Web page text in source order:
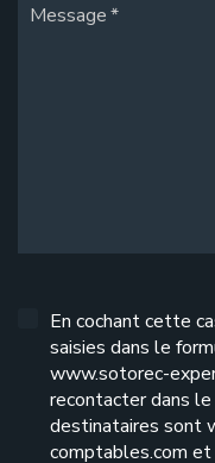
Message
En cochant cette
saisies dans le
www.sotorec-
recontacter dans
destinataires sont
comptables.com